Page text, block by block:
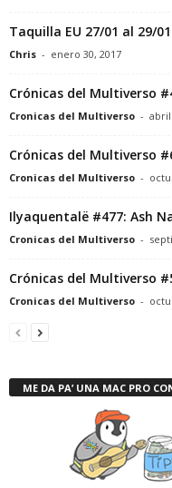
Taquilla EU 27/01 al 29/01
Chris - enero 30, 2017
Crónicas del Multiverso
Cronicas del Multiverso - abril
Crónicas del Multiverso
Cronicas del Multiverso -
Ilyaquentalë #477: Ash
Cronicas del Multiverso -
Crónicas del Multiverso
Cronicas del Multiverso -
ME DA PA’ UNA MAC PRO